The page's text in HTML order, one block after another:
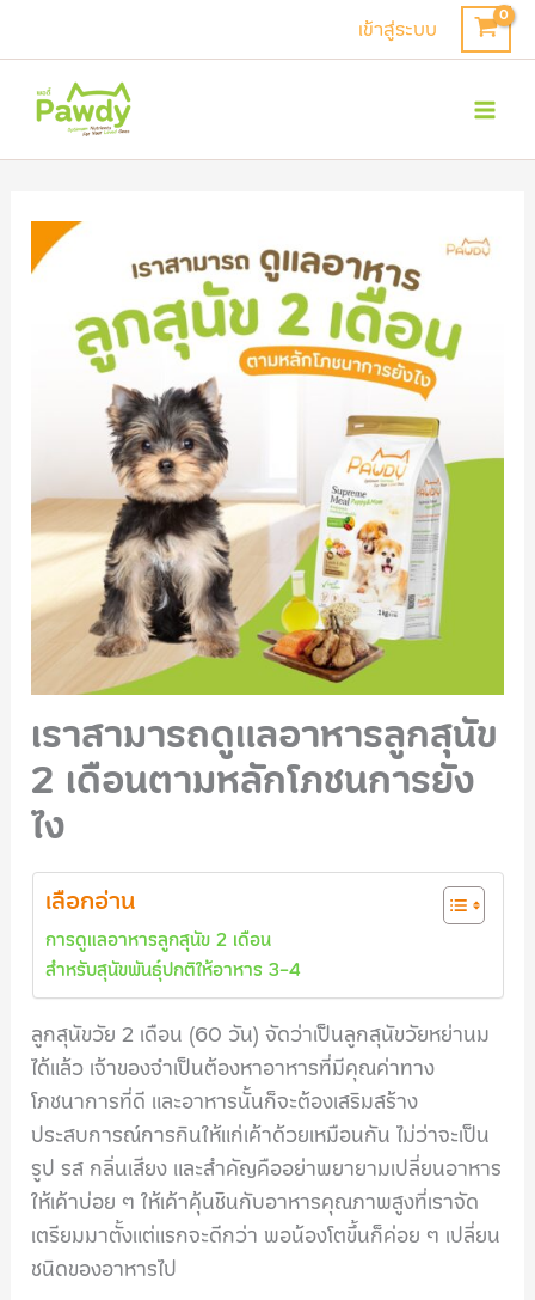
content
เข้าสู่ระบบ
เราสามารถดูแลอาหารลูกสุนัข
2 เดือนตามหลักโภชนการยัง
ไง
เลือกอ่าน
การดูแลอาหารลูกสุนัข 2 เดือน
สำหรับสุนัขพันธุ์ปกติให้อาหาร 3-4
ลูกสุนัขวัย 2 เดือน (60 วัน) จัดว่าเป็นลูกสุนัขวัยหย่านม
ได้แล้ว เจ้าของจำเป็นต้องหาอาหารที่มีคุณค่าทาง
โภชนาการที่ดี และอาหารนั้นก็จะต้องเสริมสร้าง
ประสบการณ์การกินให้แก่เค้าด้วยเหมือนกัน ไม่ว่าจะเป็น
รูป รส กลิ่นเสียง และสำคัญคืออย่าพยายามเปลี่ยนอาหาร
ให้เค้าบ่อย ๆ ให้เค้าคุ้นชินกับอาหารคุณภาพสูงที่เราจัด
เตรียมมาตั้งแต่แรกจะดีกว่า พอน้องโตขึ้นก็ค่อย ๆ เปลี่ยน
ชนิดของอาหารไป